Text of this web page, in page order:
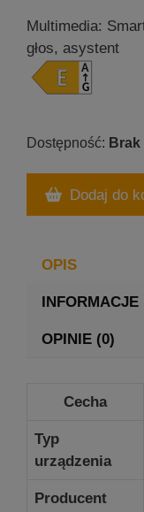
Multimedia:
głos, asystent
Dodaj do
OPIS
INFORMACJE
OPINIE (0)
Cecha
Typ
urządzenia
Producent